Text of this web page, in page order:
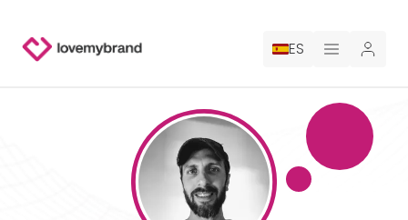
ES
CONTRATA A UN DISEÑADOR